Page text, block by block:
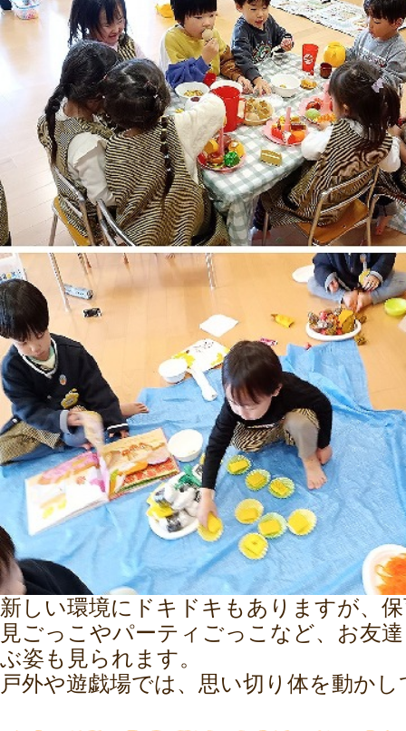
新しい環境にドキドキもありますが、
見ごっこやパーティごっこなど、お友
ぶ姿も見られます。
戸外や遊戯場では、思い切り体を動か